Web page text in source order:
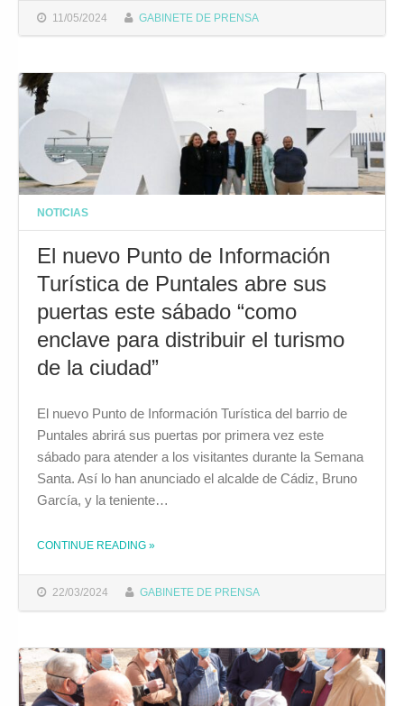
11/05/2024 GABINETE DE PRENSA
NOTICIAS
El nuevo Punto de Información
Turística de Puntales abre sus
puertas este sábado “como
enclave para distribuir el turismo
de la ciudad”
22/03/2024 GABINETE DE PRENSA
El nuevo Punto de Información Turística del barrio de
Puntales abrirá sus puertas por primera vez este
sábado para atender a los visitantes durante la Semana
Santa. Así lo han anunciado el alcalde de Cádiz, Bruno
García, y la teniente…
CONTINUE READING »